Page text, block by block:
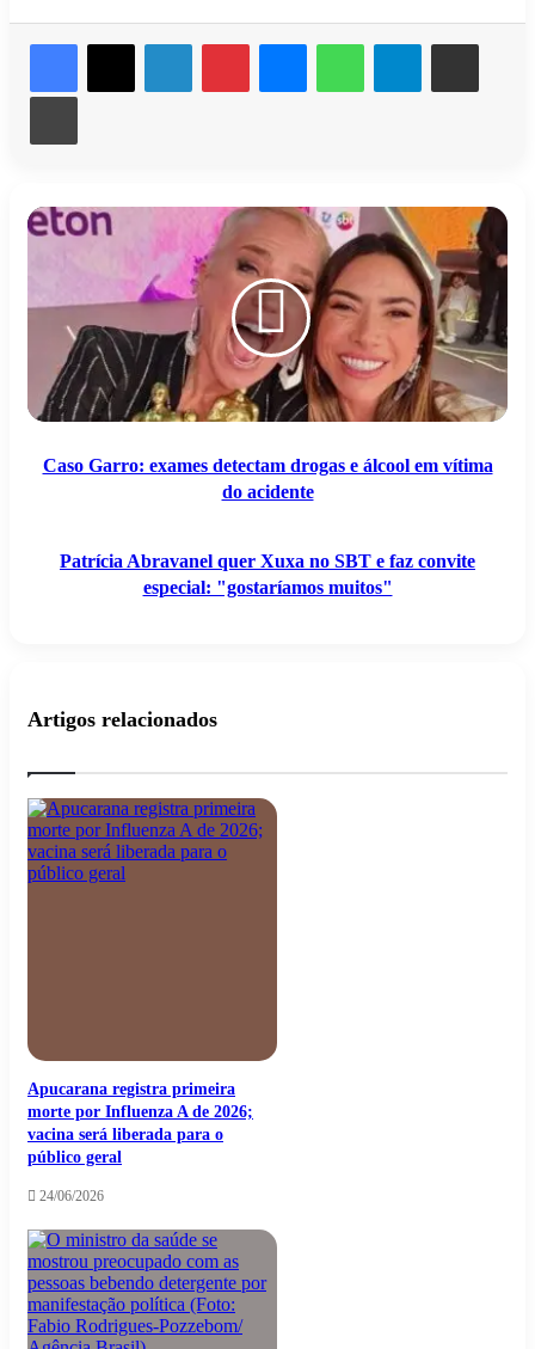
Facebook
X LinkedinPinterestMessengerWhatsAppTelegramCompartilhar via e-mail
Imprimir
Caso
Garro:
drogas
álcool
vítima
do
Caso Garro: exames detectam drogas e álcool em vítima
do acidente
Patrícia
Abravanel
no
convite
especial:
Patrícia Abravanel quer Xuxa no SBT e faz convite
especial: "gostaríamos muitos"
Artigos relacionados
Apucarana registra primeira
morte por Influenza A de 2026;
vacina será liberada para o
público geral
24/06/2026